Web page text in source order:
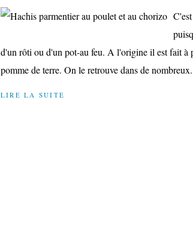
d'un rôti ou d'un pot-au feu. A l'origine il est fait à
pomme de terre. On le retrouve dans de
LIRE LA SUITE